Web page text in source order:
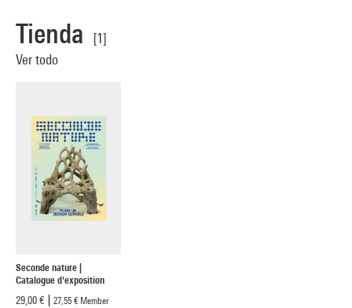
Tienda
[1]
Ver todo
Seconde nature |
Catalogue d'exposition
29,00 €
27,55 € Member